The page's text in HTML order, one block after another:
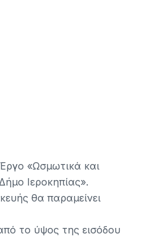
«Ωσμωτικά και
Ιεροκηπίας».
θα παραμείνει
το ύψος της εισόδου